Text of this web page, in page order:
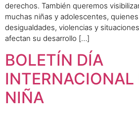
derechos. También queremos
muchas niñas y adolescentes,
desigualdades, violencias y
afectan su desarrollo […]
BOLETÍN DÍA
INTERNACIONAL
NIÑA